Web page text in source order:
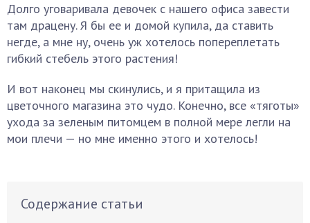
Долго уговаривала девочек с нашего офиса завести
там драцену. Я бы ее и домой купила, да ставить
негде, а мне ну, очень уж хотелось попереплетать
гибкий стебель этого растения!
И вот наконец мы скинулись, и я притащила из
цветочного магазина это чудо. Конечно, все «тяготы»
ухода за зеленым питомцем в полной мере легли на
мои плечи — но мне именно этого и хотелось!
Содержание статьи